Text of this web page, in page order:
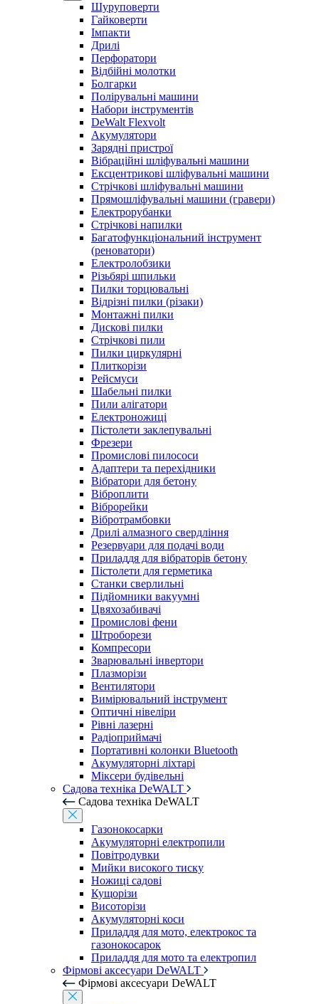
Шуруповерти
Гайковерти
Імпакти
Дрилі
Перфоратори
Відбійні молотки
Болгарки
Полірувальні машини
Набори інструментів
DeWalt Flexvolt
Акумулятори
Зарядні пристрої
Вібраційні шліфувальні машини
Ексцентрикові шліфувальні машини
Стрічкові шліфувальні машини
Прямошліфувальні машини (гравери)
Електрорубанки
Стрічкові напилки
Багатофункціональний інструмент
(реноватори)
Електролобзики
Різьбярі шпильки
Пилки торцювальні
Відрізні пилки (різаки)
Монтажні пилки
Дискові пилки
Стрічкові пили
Пилки циркулярні
Плиткорізи
Рейсмуси
Шабельні пилки
Пили алігатори
Електроножиці
Пістолети заклепувальні
Фрезери
Промислові пилососи
Адаптери та перехідники
Вібратори для бетону
Віброплити
Віброрейки
Вібротрамбовки
Дрилі алмазного свердління
Резервуари для подачі води
Приладдя для вібраторів бетону
Пістолети для герметика
Станки сверлильні
Підйомники вакуумні
Цвяхозабивачі
Промислові фени
Штроборези
Компресори
Зварювальні інвертори
Плазморізи
Вентилятори
Вимірювальний інструмент
Оптичні нівеліри
Рівні лазерні
Радіоприймачі
Портативні колонки Bluetooth
Акумуляторні ліхтарі
Міксери будівельні
Садова техніка DeWALT
Садова техніка DeWALT
Газонокосарки
Акумуляторні електропили
Повітродувки
Мийки високого тиску
Ножиці садові
Кущорізи
Висоторізи
Акумуляторні коси
Приладдя для мото, електрокос та
газонокосарок
Приладдя для мото та електропил
Фірмові аксесуари DeWALT
Фірмові аксесуари DeWALT